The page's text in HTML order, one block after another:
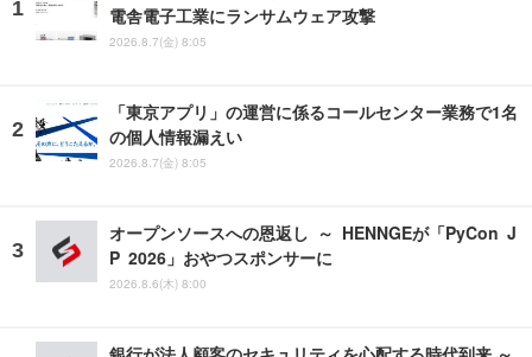
電舎電子工業にランサムウェア攻撃
2026.8.7(金) 8:05
「東京アプリ」の運営に係るコールセンター業務で1名
の個人情報漏えい
2026.8.7(金) 8:05
オープンソースへの恩返し ～ HENNGEが「PyCon J
P 2026」おやつスポンサーに
2026.8.6(木) 8:00